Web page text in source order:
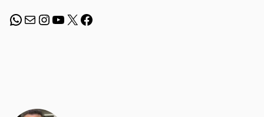
WhatsApp
E-mailInstagram
Youtube
X Facebook